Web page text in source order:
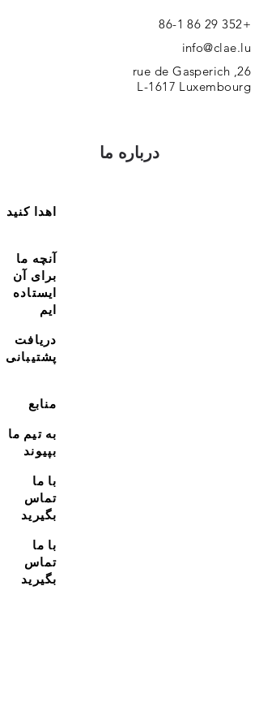
+352 29 86 86-1
info@clae.lu
26, rue de Gasperich
L-1617 Luxembourg
درباره ما
اهدا کنید
آنچه ما
برای آن
ایستاده
ایم
دریافت
پشتیبانی
منابع
به تیم ما
بپیوند
با ما
تماس
بگیرید
با ما
تماس
بگیرید